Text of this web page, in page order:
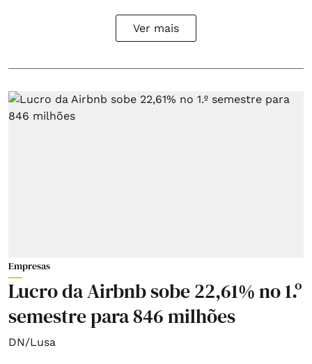
Ver mais
Empresas
Lucro da Airbnb sobe 22,61% no 1.º
semestre para 846 milhões
DN/Lusa